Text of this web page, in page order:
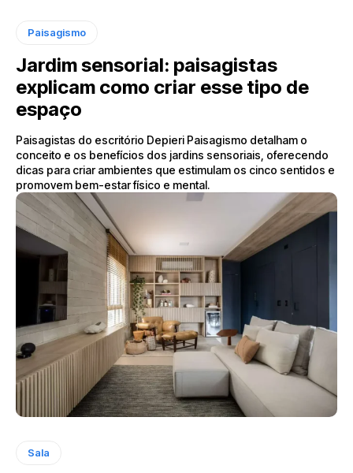
Paisagismo
Jardim sensorial: paisagistas
explicam como criar esse tipo de
espaço
Paisagistas do escritório Depieri Paisagismo detalham o
conceito e os benefícios dos jardins sensoriais, oferecendo
dicas para criar ambientes que estimulam os cinco sentidos e
promovem bem-estar físico e mental.
Sala